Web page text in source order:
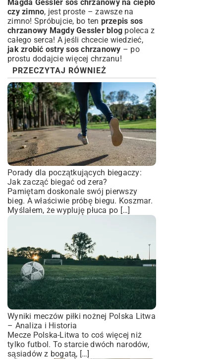
Magda Gessler sos chrzanowy na ciepło
czy zimno, jest proste – zawsze na
zimno! Spróbujcie, bo ten przepis sos
chrzanowy Magdy Gessler blog poleca z
całego serca! A jeśli chcecie wiedzieć,
jak zrobić ostry sos chrzanowy – po
prostu dodajcie więcej chrzanu!
PRZECZYTAJ RÓWNIEŻ
Porady dla początkujących biegaczy:
Jak zacząć biegać od zera?
Pamiętam doskonale swój pierwszy
bieg. A właściwie próbę biegu. Koszmar.
Myślałem, że wypluję płuca po […]
Wyniki meczów piłki nożnej Polska Litwa
– Analiza i Historia
Mecze Polska-Litwa to coś więcej niż
tylko futbol. To starcie dwóch narodów,
sąsiadów z bogatą, […]